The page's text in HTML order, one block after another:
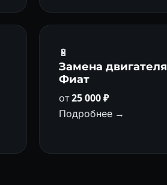
🔋
Замена двигателя
Фиат
от25 000 ₽
Подробнее →